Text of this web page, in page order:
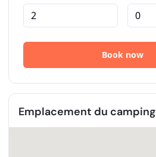
Emplacement du camping